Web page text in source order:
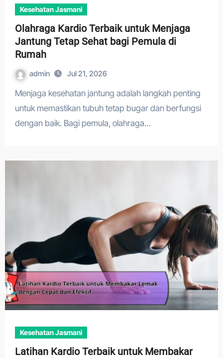
Kesehatan Jasmani
Olahraga Kardio Terbaik untuk Menjaga
Jantung Tetap Sehat bagi Pemula di
Rumah
admin Jul 21, 2026
Menjaga kesehatan jantung adalah langkah penting
untuk memastikan tubuh tetap bugar dan berfungsi
dengan baik. Bagi pemula, olahraga…
Kesehatan Jasmani
Latihan Kardio Terbaik untuk Membakar